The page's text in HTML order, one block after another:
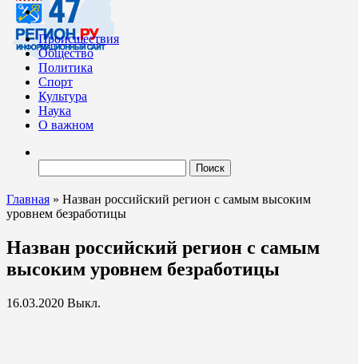
Происшествия
Общество
Политика
Спорт
Культура
Наука
О важном
Главная » Назван российский регион с самым высоким
уровнем безработицы
Назван российский регион с самым
высоким уровнем безработицы
16.03.2020 Выкл.